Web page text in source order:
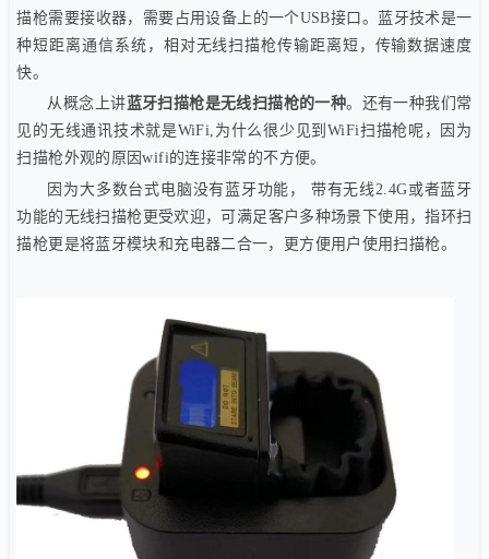
描枪需要接收器，需要占用设备上的一个USB接口。蓝牙技术是一
种短距离通信系统，相对无线扫描枪传输距离短，传输数据速度
快。
从概念上讲蓝牙扫描枪是无线扫描枪的一种。 还有一种我们常
见的无线通讯技术就是WiFi,为什么很少见到WiFi扫描枪呢，因为
扫描枪外观的原因wifi的连接非常的不方便。
因为大多数台式电脑没有蓝牙功能， 带有无线2.4G或者蓝牙
功能的无线扫描枪更受欢迎，可满足客户多种场景下使用，指环扫
描枪更是将蓝牙模块和充电器二合一，更方便用户使用扫描枪。